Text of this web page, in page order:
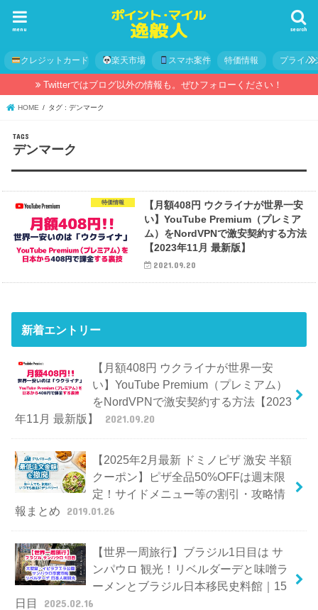
search
menu
クレジットカード 楽天市場 スマホ案件 特価情報 プライバ
Twitterではブログ以外の情報も。ぜひフォローください！
HOME タグ : デンマーク
デンマーク
特価情報
【月額408円 ウクライナが世界一安
い】YouTube Premium（プレミア
ム）をNordVPNで激安契約する方法
【2023年11月 最新版】
2021.09.20
新着エントリー
【月額408円 ウクライナが世界一安
い】YouTube Premium（プレミアム）
をNordVPNで激安契約する方法【2023
年11月 最新版】
2021.09.20
【2025年2月最新 ドミノピザ 激安 半額
クーポン】ピザ全品50%OFFは週末限
定！サイドメニュー等の割引・攻略情
報まとめ
2019.01.26
【世界一周旅行】ブラジル1日目は サ
ンパウロ 観光！リベルダーデと味噌ラ
ーメンとブラジル日本移民史料館｜15
日目
2025.02.16